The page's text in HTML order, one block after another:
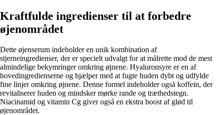
Kraftfulde ingredienser til at forbedre
øjenområdet
Dette øjenserum indeholder en unik kombination af
stjerneingredienser, der er specielt udvalgt for at målrette mod de mest
almindelige bekymringer omkring øjnene. Hyaluronsyre er en af
hovedingredienserne og hjælper med at fugte huden dybt og udfylde
fine linjer omkring øjnene. Denne formel indeholder også koffein, der
revitaliserer huden og mindsker mørke rande og træthedstegn.
Niacinamid og vitamin Cg giver også en ekstra boost af glød til
øjenområdet.